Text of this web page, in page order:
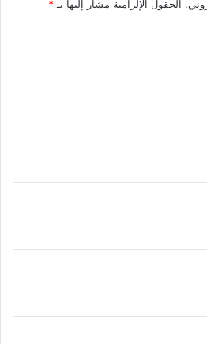
الحقول الإلزامية مشار إليها بـ *